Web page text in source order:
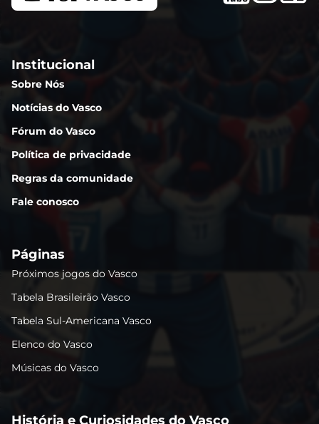
Institucional
Sobre Nós
Notícias do Vasco
Fórum do Vasco
Política de privacidade
Regras da comunidade
Fale conosco
Páginas
Próximos jogos do Vasco
Tabela Brasileirão Vasco
Tabela Sul-Americana Vasco
Elenco do Vasco
Músicas do Vasco
História e Curiosidades do Vasco